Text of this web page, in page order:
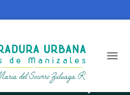
herramientas
No. 22-2-0267-MD